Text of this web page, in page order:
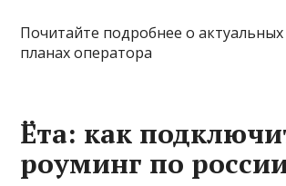
Почитайте подробнее о
планах оператора
Ёта: как
роуминг по